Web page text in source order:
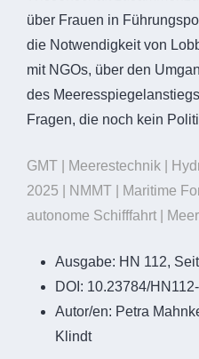
über Frauen in
die Notwendigkeit von
mit NGOs, über den
des
Fragen, die noch kein
GMT | Meerestechnik |
2025 | NMMT | Maritime
autonome Schifffahrt |
Ausgabe: HN 112,
DOI: 10.23784/
Autor/en: Petra
Klindt